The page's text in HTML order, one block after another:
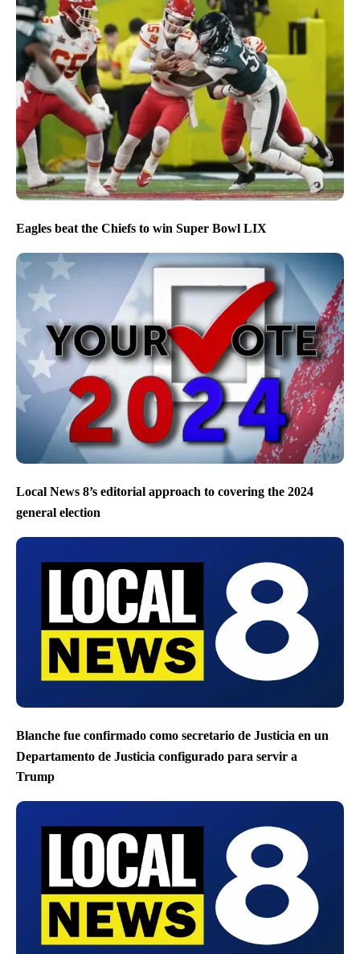
Eagles beat the Chiefs to win Super Bowl LIX
Local News 8’s editorial approach to covering the 2024
general election
Blanche fue confirmado como secretario de Justicia en un
Departamento de Justicia configurado para servir a
Trump